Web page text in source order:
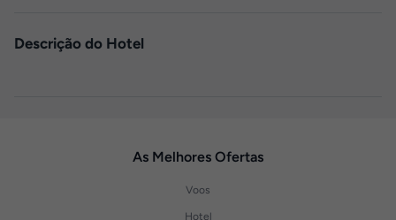
Descrição do Hotel
As Melhores Ofertas
Voos
Hotel